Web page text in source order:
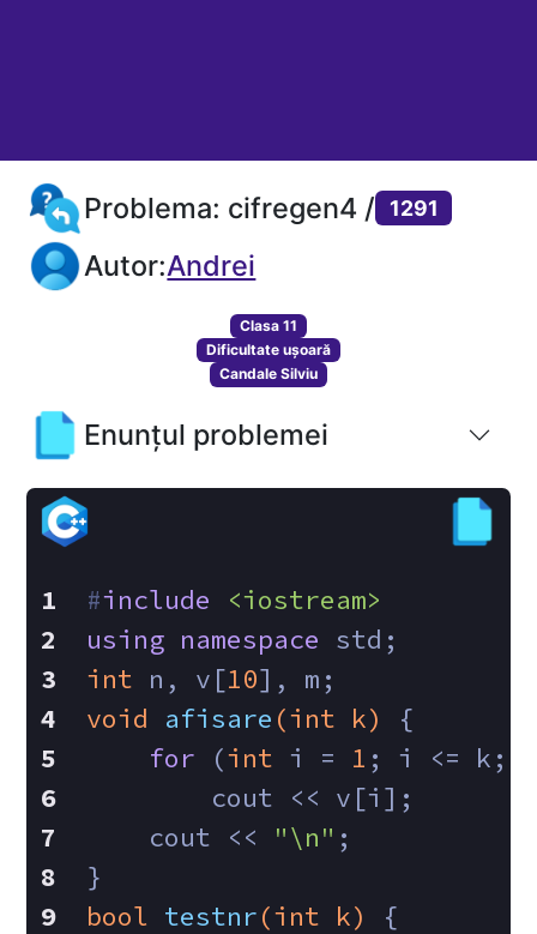
Problema: cifregen4 / 1291
Autor:Andrei
Clasa 11
Dificultate ușoară
Candale Silviu
Enunțul problemei
#include
<iostream>
using namespace std;
int n, v[10], m;
void
afisare (int k)
{
for (int i = 1 ; i <= k;
        cout << v[i];
    cout <<
"\n" ;
}
bool testnr(int k)
{